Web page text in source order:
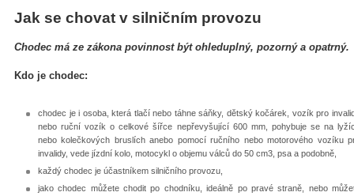
Jak se chovat v silničním provozu
Chodec má ze zákona povinnost být ohleduplný, pozorný a opatrný.
Kdo je chodec:
chodec je i osoba, která tlačí nebo táhne sáňky, dětský kočárek, vozík pro
nebo ruční vozík o celkové šířce nepřevyšující 600 mm, pohybuje se na
nebo kolečkových bruslích anebo pomocí ručního nebo motorového vozíku
invalidy, vede jízdní kolo, motocykl o objemu válců do 50 cm3, psa a podobně,
každý chodec je účastníkem silničního provozu,
jako chodec můžete chodit po chodníku, ideálně po pravé straně, nebo